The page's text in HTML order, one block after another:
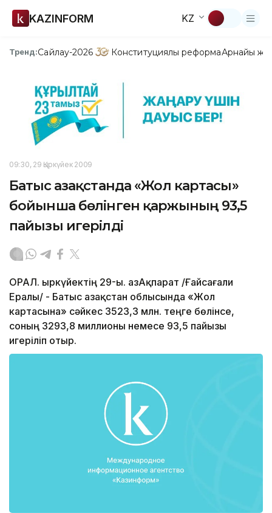
KAZINFORM KZ
Тренд:Сайлау-2026 Конституциялық реформаАрнайы
09:30, 29 Қыркүйек 2009
Батыс Қазақстанда «Жол картасы»
бойынша бөлінген қаржының 93,5
пайызы игерілді
ОРАЛ. Қыркүйектің 29-ы. ҚазАқпарат /Ғайсағали
Ералы/ - Батыс Қазақстан облысында «Жол
картасына» сәйкес 3523,3 млн. теңге бөлінсе,
соның 3293,8 миллионы немесе 93,5 пайызы
игеріліп отыр.